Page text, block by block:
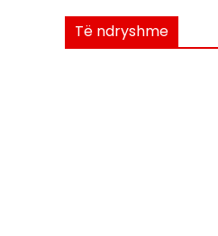
Të ndryshme